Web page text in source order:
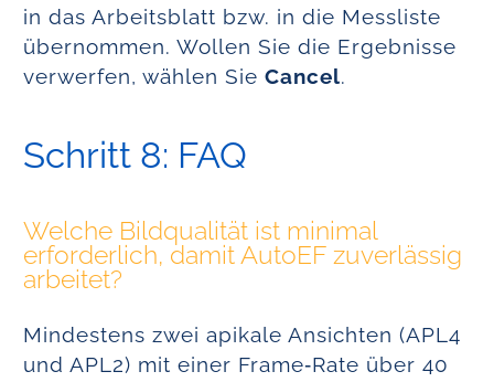
in das Arbeitsblatt bzw. in die Messliste
übernommen. Wollen Sie die Ergebnisse
verwerfen, wählen Sie Cancel.
Schritt 8: FAQ
Welche Bildqualität ist minimal
erforderlich, damit AutoEF zuverlässig
arbeitet?
Mindestens zwei apikale Ansichten (APL4
und APL2) mit einer Frame‑Rate über 40